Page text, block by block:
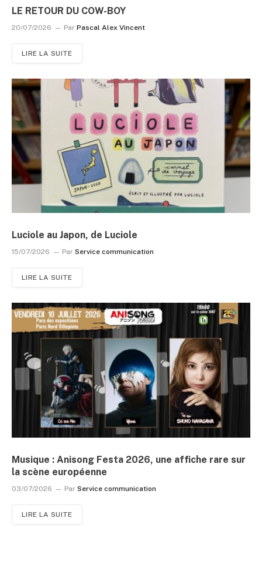
LE RETOUR DU COW-BOY
20/07/2026 Par Pascal Alex Vincent
LIRE LA SUITE
Luciole au Japon, de Luciole
15/07/2026 Par Service communication
LIRE LA SUITE
Musique : Anisong Festa 2026, une affiche rare sur
la scène européenne
03/07/2026 Par Service communication
LIRE LA SUITE